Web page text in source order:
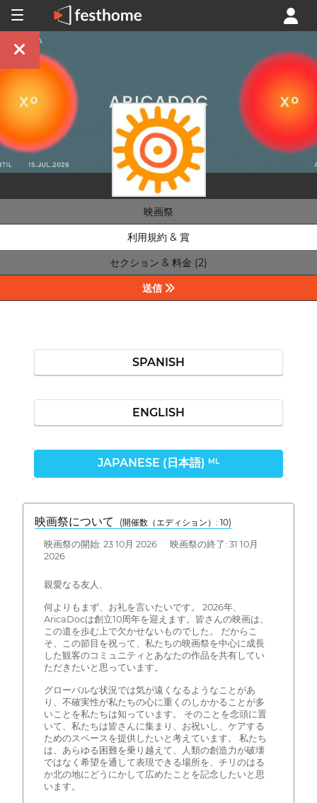
映画祭
利用規約 & 賞
セクション & 料金 (2)
送信
SPANISH
ENGLISH
JAPANESE (日本語) ML
映画祭について (開催数（エディション）: 10)
映画祭の開始: 23 10月 2026 映画祭の終了: 31 10月
2026
親愛なる友人、
何よりもまず、お礼を言いたいです。 2026年、
AricaDocは創立10周年を迎えます。皆さんの映画は、
この道を歩む上で欠かせないものでした。 だからこ
そ、この節目を祝って、私たちの映画祭を中心に成長
した観客のコミュニティとあなたの作品を共有してい
ただきたいと思っています。
グローバルな状況では気が遠くなるようなことがあ
り、不確実性が私たちの心に重くのしかかることが多
いことを私たちは知っています。 そのことを念頭に置
いて、私たちは皆さんに集まり、お祝いし、ケアする
ためのスペースを提供したいと考えています。 私たち
は、あらゆる困難を乗り越えて、人類の創造力が破壊
ではなく希望を通して表現できる場所を、チリのはる
か北の地にどうにかして広めたことを記念したいと思
います。